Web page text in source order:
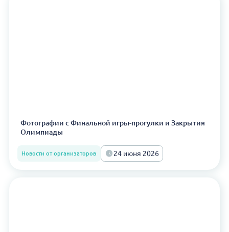
Фотографии с Финальной игры-прогулки и Закрытия
Олимпиады
Новости от организаторов 24 июня 2026